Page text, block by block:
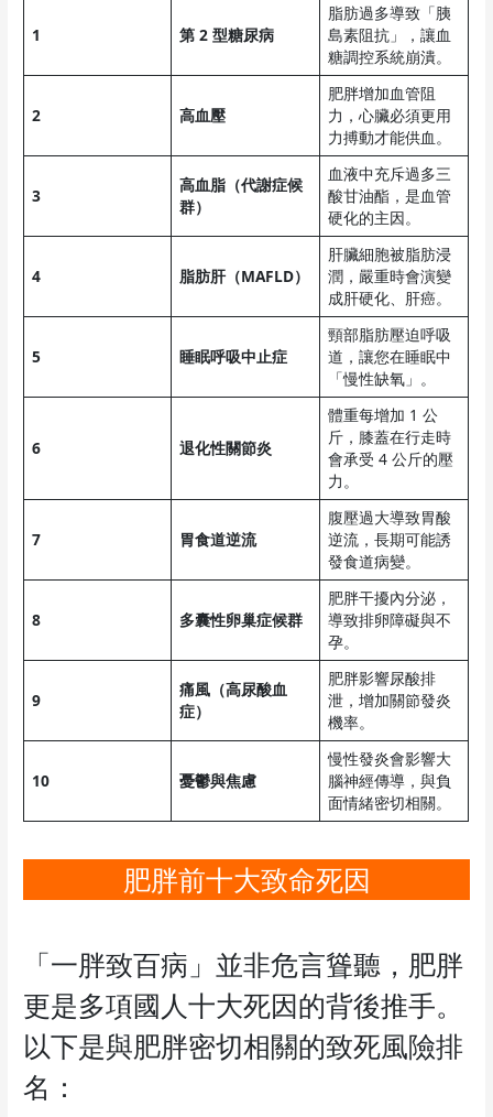
1 第 2 型糖尿病
脂肪過多導致「胰
島素阻抗」，讓血
糖調控系統崩潰。
2 高血壓
肥胖增加血管阻
力，心臟必須更用
力搏動才能供血。
3
高血脂（代謝症候
群）
血液中充斥過多三
酸甘油酯，是血管
硬化的主因。
4 脂肪肝（MAFLD）
肝臟細胞被脂肪浸
潤，嚴重時會演變
成肝硬化、肝癌。
5 睡眠呼吸中止症
頸部脂肪壓迫呼吸
道，讓您在睡眠中
「慢性缺氧」。
6 退化性關節炎
體重每增加 1 公
斤，膝蓋在行走時
會承受 4 公斤的壓
力。
7 胃食道逆流
腹壓過大導致胃酸
逆流，長期可能誘
發食道病變。
8 多囊性卵巢症候群
肥胖干擾內分泌，
導致排卵障礙與不
孕。
9
痛風（高尿酸血
症）
肥胖影響尿酸排
泄，增加關節發炎
機率。
10 憂鬱與焦慮
慢性發炎會影響大
腦神經傳導，與負
面情緒密切相關。
肥胖前十大致命死因
「一胖致百病」並非危言聳聽，肥胖
更是多項國人十大死因的背後推手。
以下是與肥胖密切相關的致死風險排
名：